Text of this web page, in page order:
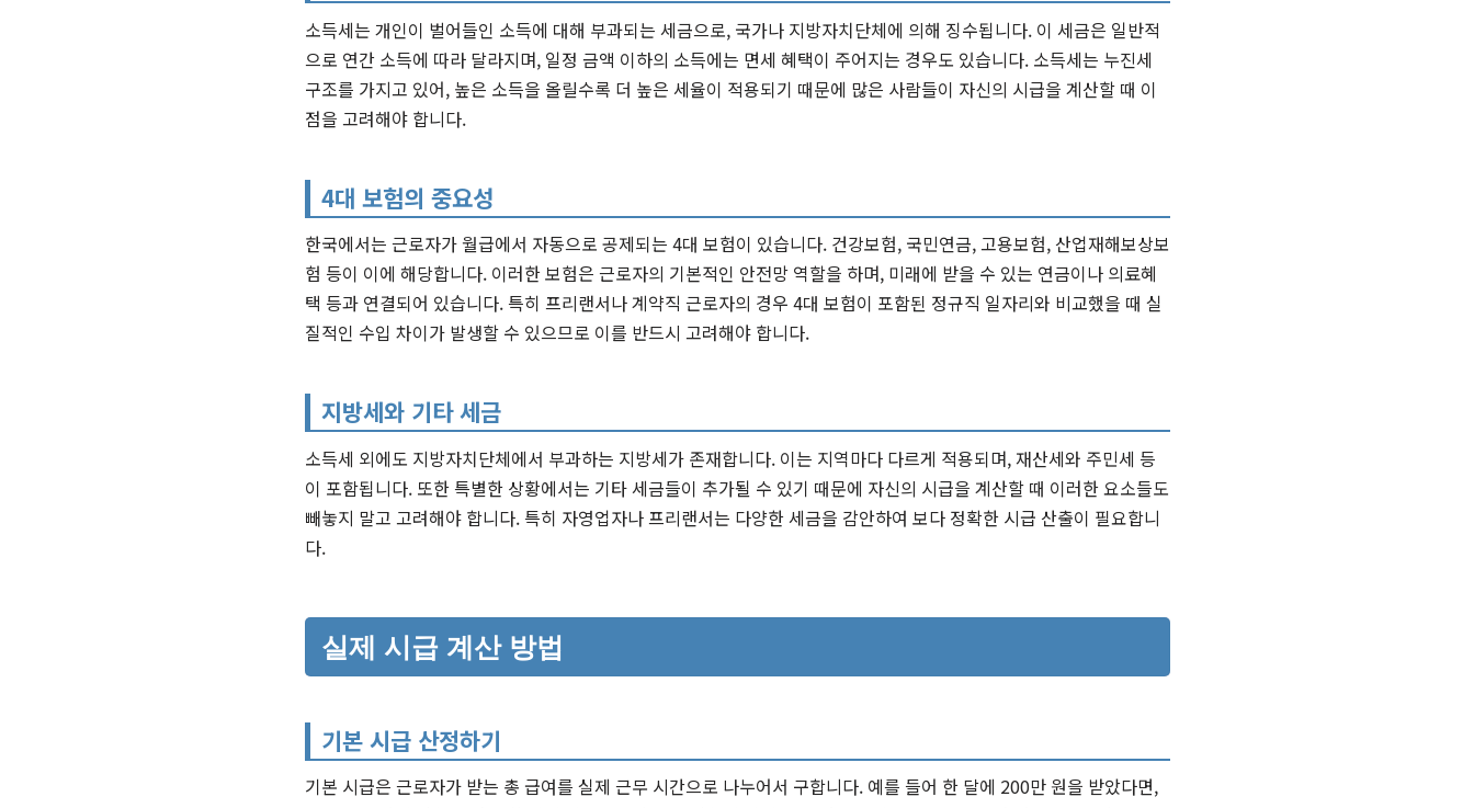
소득세는 개인이 벌어들인 소득에 대해 부과되는 세금으로, 국가나 지방자치단체에 의해 징수됩니다. 이 세금은 일반적
으로 연간 소득에 따라 달라지며, 일정 금액 이하의 소득에는 면세 혜택이 주어지는 경우도 있습니다. 소득세는 누진세
구조를 가지고 있어, 높은 소득을 올릴수록 더 높은 세율이 적용되기 때문에 많은 사람들이 자신의 시급을 계산할 때 이
점을 고려해야 합니다.
4대 보험의 중요성
한국에서는 근로자가 월급에서 자동으로 공제되는 4대 보험이 있습니다. 건강보험, 국민연금, 고용보험, 산업재해보상보
험 등이 이에 해당합니다. 이러한 보험은 근로자의 기본적인 안전망 역할을 하며, 미래에 받을 수 있는 연금이나 의료혜
택 등과 연결되어 있습니다. 특히 프리랜서나 계약직 근로자의 경우 4대 보험이 포함된 정규직 일자리와 비교했을 때 실
질적인 수입 차이가 발생할 수 있으므로 이를 반드시 고려해야 합니다.
지방세와 기타 세금
소득세 외에도 지방자치단체에서 부과하는 지방세가 존재합니다. 이는 지역마다 다르게 적용되며, 재산세와 주민세 등
이 포함됩니다. 또한 특별한 상황에서는 기타 세금들이 추가될 수 있기 때문에 자신의 시급을 계산할 때 이러한 요소들도
빼놓지 말고 고려해야 합니다. 특히 자영업자나 프리랜서는 다양한 세금을 감안하여 보다 정확한 시급 산출이 필요합니
다.
실제 시급 계산 방법
기본 시급 산정하기
기본 시급은 근로자가 받는 총 급여를 실제 근무 시간으로 나누어서 구합니다. 예를 들어 한 달에 200만 원을 받았다면,